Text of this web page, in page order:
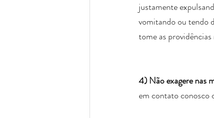
justamente
vomitando ou tendo
tome as providências
4) Não exagere nas
em contato conosco